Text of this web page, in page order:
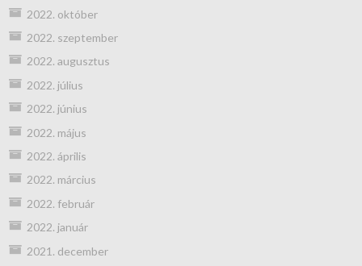
2022. október
2022. szeptember
2022. augusztus
2022. július
2022. június
2022. május
2022. április
2022. március
2022. február
2022. január
2021. december